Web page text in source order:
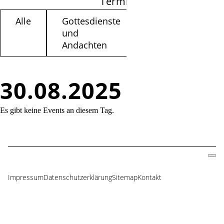
30.08.2025
Alle
Gottesdienste
und
Andachten
Es gibt keine Events an diesem Tag.
Navigation
ImpressumDatenschutzerklärungSitemapKontakt